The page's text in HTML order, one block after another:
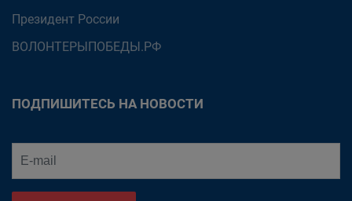
Президент России
ВОЛОНТЕРЫПОБЕДЫ.РФ
ПОДПИШИТЕСЬ НА НОВОСТИ